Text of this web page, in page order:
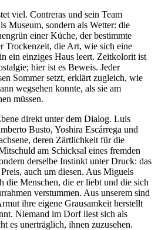
viel. Contreras und sein Team
Museum, sondern als Wetter: die
einer Küche, der bestimmte
Trockenzeit, die Art, wie sich eine
ein einziges Haus leert. Zeitkolorit ist
hier ist es Beweis. Jeder
Sommer setzt, erklärt zugleich, wie
wegsehen konnte, als sie am
müssen.
direkt unter dem Dialog. Luis
Busto, Yoshira Escárrega und
deren Zärtlichkeit für die
am Schicksal eines fremden
derselbe Instinkt unter Druck: das
auch um diesen. Aus Miguels
Menschen, die er liebt und die sich
verstummen. Aus unserem sind
ihre eigene Grausamkeit herstellt
Niemand im Dorf liest sich als
es unerträglich, ihnen zuzusehen.